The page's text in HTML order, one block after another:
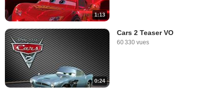
1:13
0:24
Cars 2 Teaser VO
60 330 vues